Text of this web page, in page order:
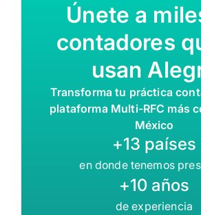
Únete a
contadores
usan
Transforma tu práctica
plataforma Multi-RFC más
México
+13 países
en donde tenemos
+10 años
de experiencia